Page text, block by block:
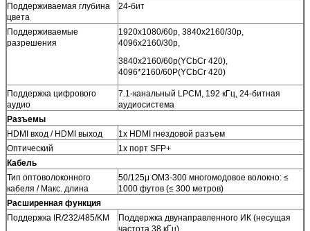
Поддерживаемая глубина
цвета
24-бит
Поддерживаемые
разрешения
1920x1080/60p, 3840x2160/30p,
4096x2160/30p,
3840x2160/60p(YCbCr 420),
4096*2160/60P(YCbCr 420)
Поддержка цифрового
аудио
7.1-канальный LPCM, 192 кГц, 24-битная
аудиосистема
Разъемы
HDMI вход / HDMI выход
1x HDMI гнездовой разъем
Оптический
1x порт SFP+
Кабель
Тип оптоволоконного
кабеля / Макс. длина
50/125μ OM3-300 многомодовое волокно: ≤
1000 футов (≤ 300 метров)
Расширенная функция
Поддержка IR/232/485/KM
Поддержка двунаправленного ИК (несущая
частота 38 кГц)